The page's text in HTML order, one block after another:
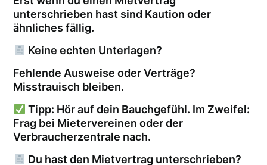
unterschrieben hast sind Kaution oder
ähnliches fällig.
Keine echten Unterlagen?
Fehlende Ausweise oder Verträge?
Misstrauisch bleiben.
Tipp: Hör auf dein Bauchgefühl. Im Zweifel:
Frag bei Mietervereinen oder der
Verbraucherzentrale nach.
Du hast den Mietvertrag unterschrieben?